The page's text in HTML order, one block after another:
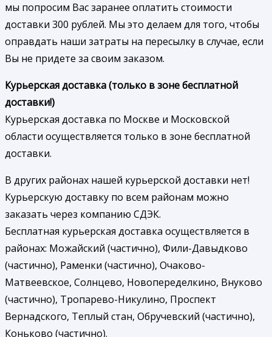
мы попросим Вас заранее оплатить стоимости
доставки 300 рублей. Мы это делаем для того, чтобы
оправдать наши затраты на пересылку в случае, если
Вы не придете за своим заказом.
Курьерская доставка (только в зоне бесплатной
доставки!)
Курьерская доставка по Москве и Московской
области осуществляется только в зоне бесплатной
доставки.
В других районах нашей курьерской доставки нет!
Курьерскую доставку по всем районам можно
заказать через компанию СДЭК.
Бесплатная курьерская доставка осуществляется в
районах: Можайский (частично), Фили-Давыдково
(частично), Раменки (частично), Очаково-
Матвеевское, Солнцево, Новопеределкино, Внуково
(частично), Тропарево-Никулино, Проспект
Вернадского, Теплый стан, Обручевский (частично),
Коньково (частично).